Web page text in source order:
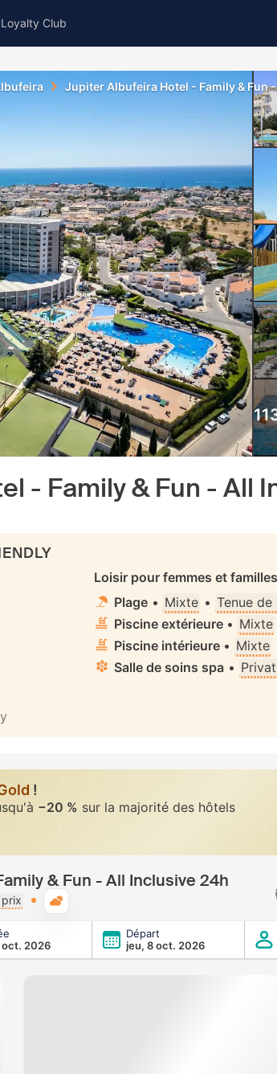
Club
Jupiter Albufeira Hotel - Family & Fun
- Family & Fun - All
Loisir pour femmes et familles
Plage • Mixte • Tenue
Piscine extérieure • Mixte
Piscine intérieure • Mixte
Salle de soins spa •
!
−20 % sur la majorité des hôtels
& Fun - All Inclusive 24h
Inclusive 24h
oct. 2026
Départ
jeu, 8 oct. 2026